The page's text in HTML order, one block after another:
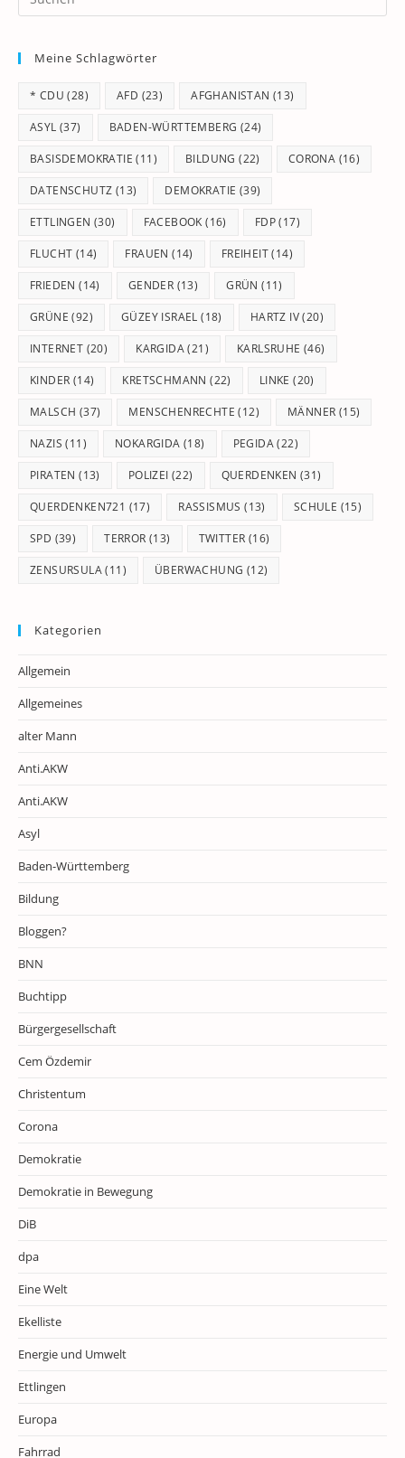
Meine Schlagwörter
* CDU (28) AFD (23) AFGHANISTAN (13)
ASYL (37) BADEN-WÜRTTEMBERG (24)
BASISDEMOKRATIE (11) BILDUNG (22) CORONA (16)
DATENSCHUTZ (13) DEMOKRATIE (39)
ETTLINGEN (30) FACEBOOK (16) FDP(17)
FLUCHT (14) FRAUEN (14) FREIHEIT(14)
FRIEDEN (14) GENDER (13) GRÜN (11)
GRÜNE (92) GÜZEY ISRAEL (18) HARTZ IV(20)
INTERNET (20) KARGIDA(21) KARLSRUHE (46)
KINDER (14) KRETSCHMANN (22) LINKE (20)
MALSCH (37) MENSCHENRECHTE (12) MÄNNER (15)
NAZIS (11) NOKARGIDA (18) PEGIDA(22)
PIRATEN (13) POLIZEI (22) QUERDENKEN (31)
QUERDENKEN721 (17) RASSISMUS (13) SCHULE (15)
SPD (39) TERROR (13) TWITTER (16)
ZENSURSULA(11) ÜBERWACHUNG (12)
Kategorien
Allgemein
Allgemeines
alter Mann
Anti.AKW
Anti.AKW
Asyl
Baden-Württemberg
Bildung
Bloggen?
BNN
Buchtipp
Bürgergesellschaft
Cem Özdemir
Christentum
Corona
Demokratie
Demokratie in Bewegung
DiB
dpa
Eine Welt
Ekelliste
Energie und Umwelt
Ettlingen
Europa
Fahrrad